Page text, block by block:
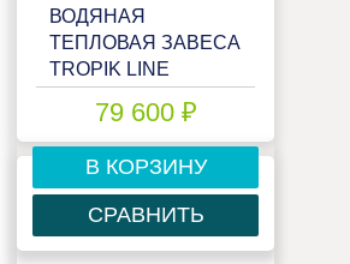
ВОДЯНАЯ
ТЕПЛОВАЯ ЗАВЕСА
TROPIK LINE
79 600 ₽
В КОРЗИНУ
СРАВНИТЬ